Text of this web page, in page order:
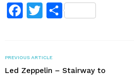
Facebook
TwitterПоділитися
PREVIOUS ARTICLE
Led Zeppelin – Stairway to